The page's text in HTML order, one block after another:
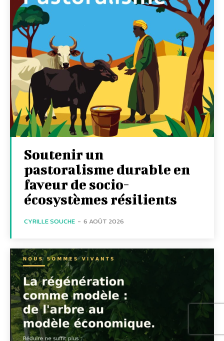
Soutenir un
pastoralisme durable en
faveur de socio-
écosystèmes résilients
CYRILLE SOUCHE - 6 AOÛT 2026